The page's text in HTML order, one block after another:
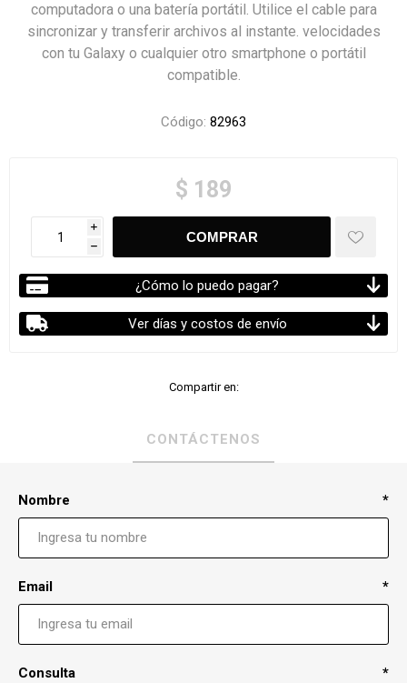
computadora o una batería portátil. Utilice el cable para
sincronizar y transferir archivos al instante. velocidades
con tu Galaxy o cualquier otro smartphone o portátil
compatible.
Código: 82963
$ 189
i
h
¿Cómo lo puedo pagar?
Ver días y costos de envío
Compartir en:
CONTÁCTENOS
Nombre *
Email *
Consulta *